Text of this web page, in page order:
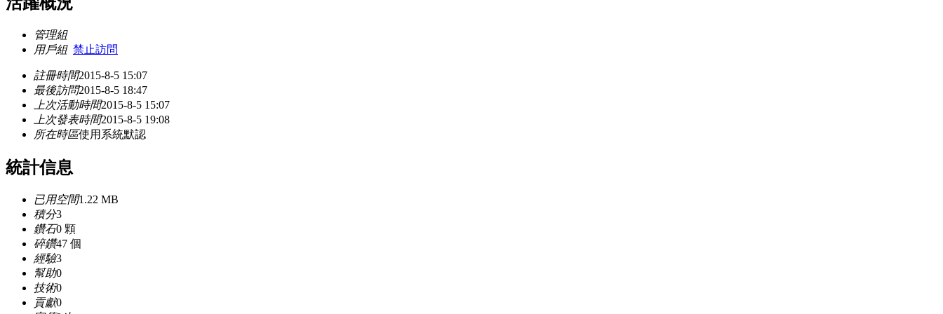
管理組
用戶組 禁止訪問
註冊時間2015-8-5 15:07
最後訪問2015-8-5 18:47
上次活動時間2015-8-5 15:07
上次發表時間2015-8-5 19:08
所在時區使用系統默認
統計信息
已用空間1.22 MB
積分3
鑽石0 顆
碎鑽47 個
經驗3
幫助0
技術0
貢獻0